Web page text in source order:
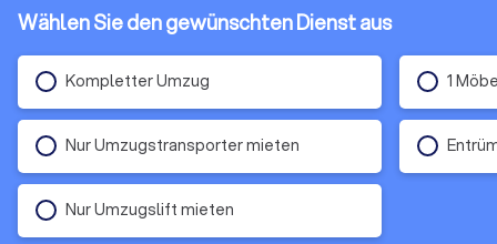
Wählen Sie den gewünschten Dienst aus
Kompletter Umzug 1
Nur Umzugstransporter mieten
Nur Umzugslift mieten